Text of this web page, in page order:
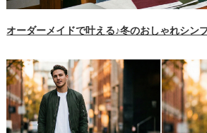
オーダーメイドで叶える♪冬のおしゃれシン